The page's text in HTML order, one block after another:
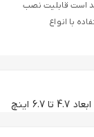
است قابلیت نصب
با انواع
6.7 اینچ